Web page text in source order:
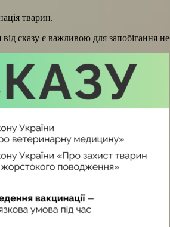
тварин.
сказу є важливою для запобігання